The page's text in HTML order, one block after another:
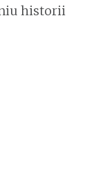
historii